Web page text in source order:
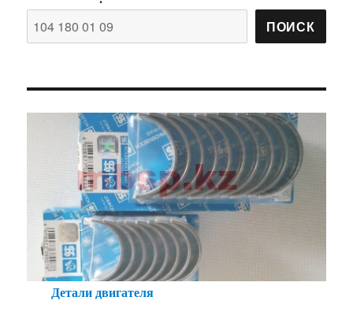
ПОИСК
Детали двигателя